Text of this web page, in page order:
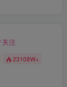
关注
23108W+